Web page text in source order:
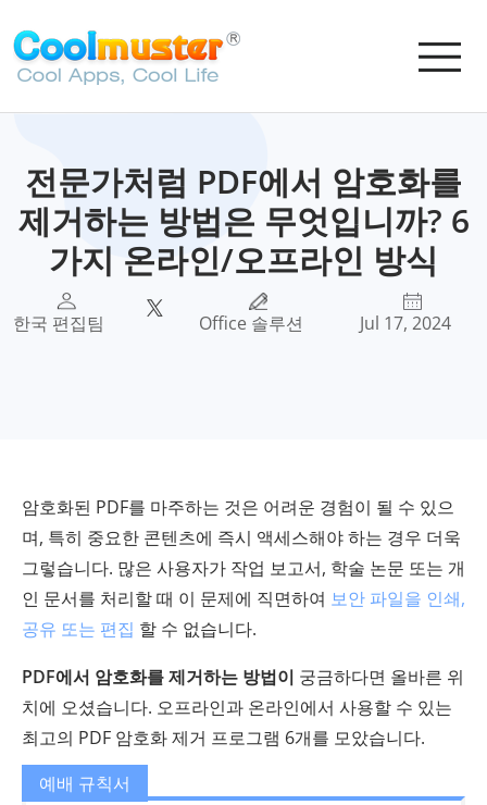
전문가처럼 PDF에서 암호화를
제거하는 방법은 무엇입니까? 6
가지 온라인/오프라인 방식
한국 편집팀 Office 솔루션 Jul 17, 2024
암호화된 PDF를 마주하는 것은 어려운 경험이 될 수 있으
며, 특히 중요한 콘텐츠에 즉시 액세스해야 하는 경우 더욱
그렇습니다. 많은 사용자가 작업 보고서, 학술 논문 또는 개
인 문서를 처리할 때 이 문제에 직면하여 보안 파일을 인쇄,
공유 또는 편집 할 수 없습니다.
PDF에서 암호화를 제거하는 방법이 궁금하다면 올바른 위
치에 오셨습니다. 오프라인과 온라인에서 사용할 수 있는
최고의 PDF 암호화 제거 프로그램 6개를 모았습니다.
예배 규칙서